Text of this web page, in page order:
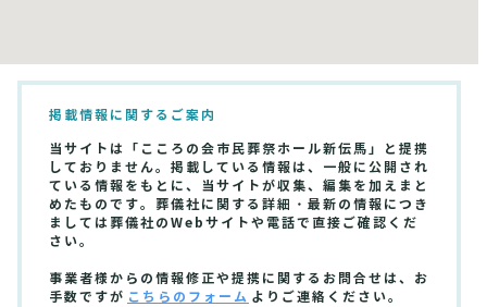
掲載情報に関するご案内
当サイトは「こころの会市民葬祭ホール新伝馬」と提携
しておりません。掲載している情報は、一般に公開され
ている情報をもとに、当サイトが収集、編集を加えまと
めたものです。葬儀社に関する詳細・最新の情報につき
ましては葬儀社のWebサイトや電話で直接ご確認くだ
さい。
事業者様からの情報修正や提携に関するお問合せは、お
手数ですが こちらのフォーム よりご連絡ください。